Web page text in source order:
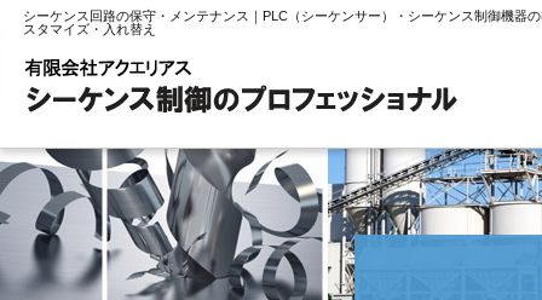
シーケンス回路の保守・メンテナンス｜PLC（シーケンサー）・シーケンス制御機器
スタマイズ・入れ替え